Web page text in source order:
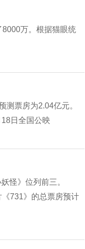
万。根据猫眼统
票房为2.04亿元。
日全国公映
怪》位列前三。
731》的总票房预计